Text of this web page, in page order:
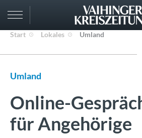
Start Lokales Umland
Umland
Online-
für Angehörige